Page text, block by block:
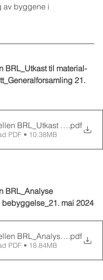
av byggene i
BRL_Utkast til material-
21.
BRL_Utkast til .pdf
PDF • 10.38MB
BRL_Analyse
mai 2024
BRL_Analyse .pdf
PDF • 18.84MB